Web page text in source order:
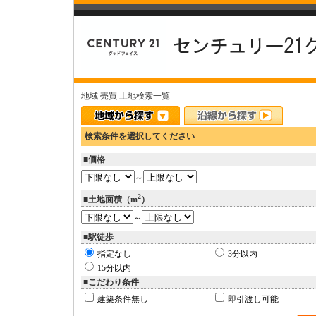
地域 売買 土地検索一覧
検索条件を選択してください
■価格
～
■土地面積（m2）
～
■駅徒歩
指定なし
3分以内
15分以内
■こだわり条件
建築条件無し
即引渡し可能